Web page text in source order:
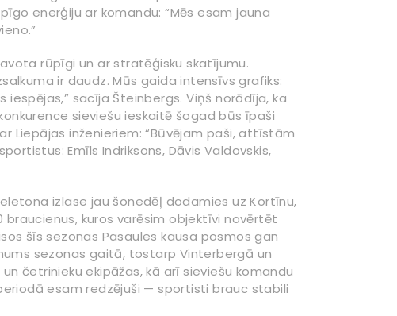
enerģiju ar komandu: “Mēs esam jauna
rūpīgi un ar stratēģisku skatījumu.
ir daudz. Mūs gaida intensīvs grafiks:
sacīja Šteinbergs. Viņš norādīja, ka
sieviešu ieskaitē šogad būs īpaši
inženieriem: “Būvējam paši, attīstām
Emīls Indriksons, Dāvis Valdovskis,
izlase jau šonedēļ dodamies uz Kortīnu,
kuros varēsim objektīvi novērtēt
šīs sezonas Pasaules kausa posmos gan
sezonas gaitā, tostarp Vinterbergā un
četrinieku ekipāžas, kā arī sieviešu komandu
esam redzējuši — sportisti brauc stabili